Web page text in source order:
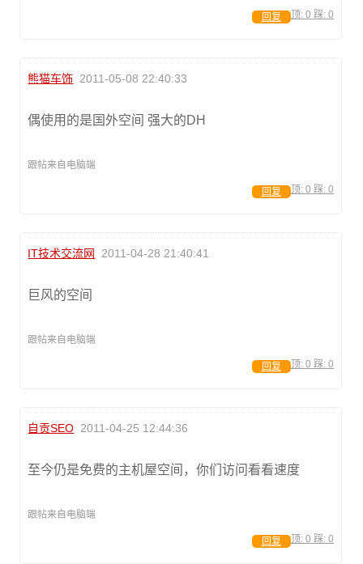
顶: 0 踩: 0
回复
熊猫车饰 2011-05-08 22:40:33
偶使用的是国外空间 强大的DH
跟帖来自电脑端
顶: 0 踩: 0
回复
IT技术交流网 2011-04-28 21:40:41
巨风的空间
跟帖来自电脑端
顶: 0 踩: 0
回复
自贡SEO 2011-04-25 12:44:36
至今仍是免费的主机屋空间，你们访问看看速度
跟帖来自电脑端
顶: 0 踩: 0
回复